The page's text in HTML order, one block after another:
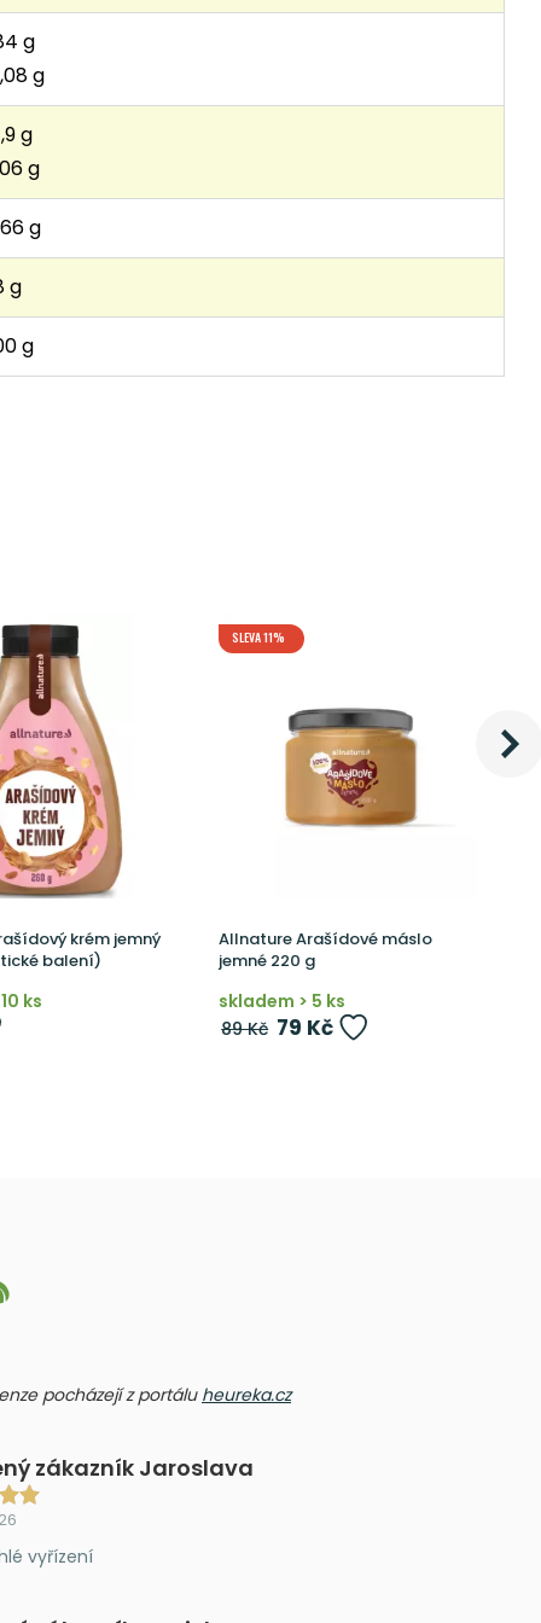
g
g
g
g
g
g
g
krém jemný
balení)
ks
SLEVA 11%
Allnature Arašídové máslo
jemné 220 g
skladem > 5 ks
89 Kč 79 Kč
pocházejí z portálu heureka.cz
zákazník Jaroslava
vyřízení